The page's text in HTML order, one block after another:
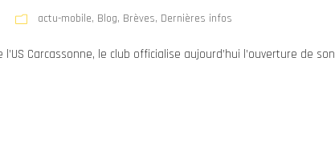
actu-mobile, Blog, Brèves, Dernières infos
Carcassonne, le club officialise aujourd’hui l’ouverture de son